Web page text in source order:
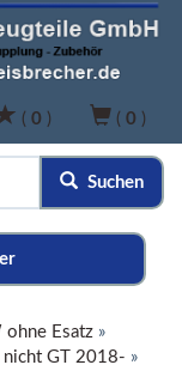
( 0 ) ( 0 )
Suchen
ohne Esatz »
nicht GT 2018- »